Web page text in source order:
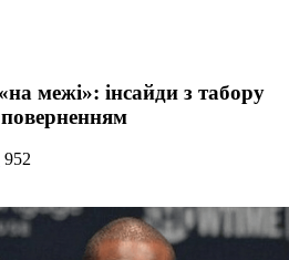
межі»: інсайди з табору
952